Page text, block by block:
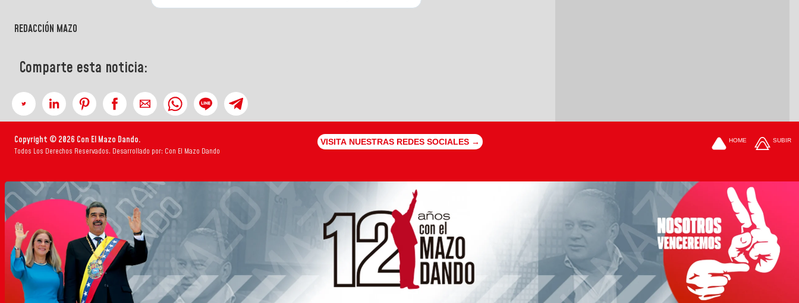
REDACCIÓN MAZO
Comparte esta noticia:
Copyright © 2026 Con El Mazo Dando.
Todos Los Derechos Reservados. Desarrollado por: Con El Mazo Dando
VISITA NUESTRAS REDES SOCIALES → HOME SUBIR